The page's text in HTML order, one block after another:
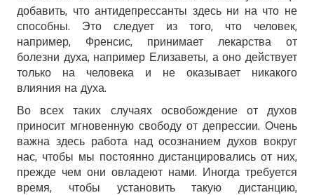
добавить, что антидепрессанты здесь ни на что не
способны. Это следует из того, что человек,
например, Френсис, принимает лекарства от
болезни духа, например Елизаветы, а оно действует
только на человека и не оказывает никакого
влияния на духа.
Во всех таких случаях освобождение от духов
приносит мгновенную свободу от депрессии. Очень
важна здесь работа над осознанием духов вокруг
нас, чтобы мы постоянно дистанцировались от них,
прежде чем они овладеют нами. Иногда требуется
время, чтобы установить такую дистанцию,